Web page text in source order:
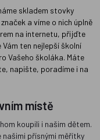
skladem stovky
a víme o nich úplně
na internetu, přijďte
ten nejlepší školní
Vašeho školáka. Máte
napište, poradíme i na
místě
koupili i našim dětem.
přísnými měřítky